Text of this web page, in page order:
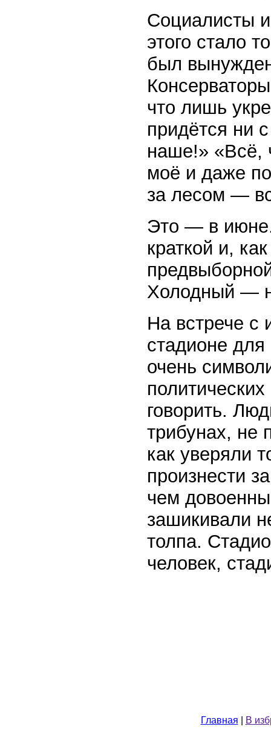
Социалисты
этого стало
был
что лишь
придётся ни
наше!» «Всё,
моё и даже по
за лесом —
Это — в
краткой и,
Холодный —
На встрече с
стадионе для
очень
говорить.
трибунах, не
как уверяли
произнести
чем
зашикивали
толпа.
человек,
Главная В